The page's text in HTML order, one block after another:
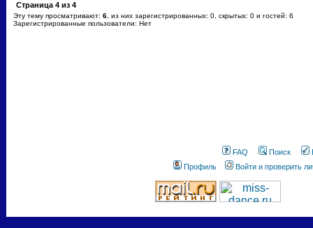
Страница 4 из 4
Эту тему просматривают: 6 , из них зарегистрированных: 0, скрытых: 0 и гостей: 6
Зарегистрированные пользователи: Нет
FAQ Поиск
Профиль
Войти и проверить